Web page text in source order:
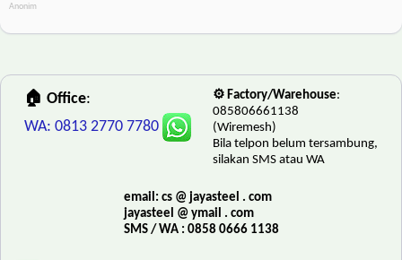
Anonim
🏠 Office:
WA: 0813 2770 7780
⚙️ Factory/Warehouse:
085806661138
(Wiremesh)
Bila telpon belum tersambung,
silakan SMS atau WA
email: cs @ jayasteel . com
jayasteel @ ymail . com
SMS / WA : 0858 0666 1138